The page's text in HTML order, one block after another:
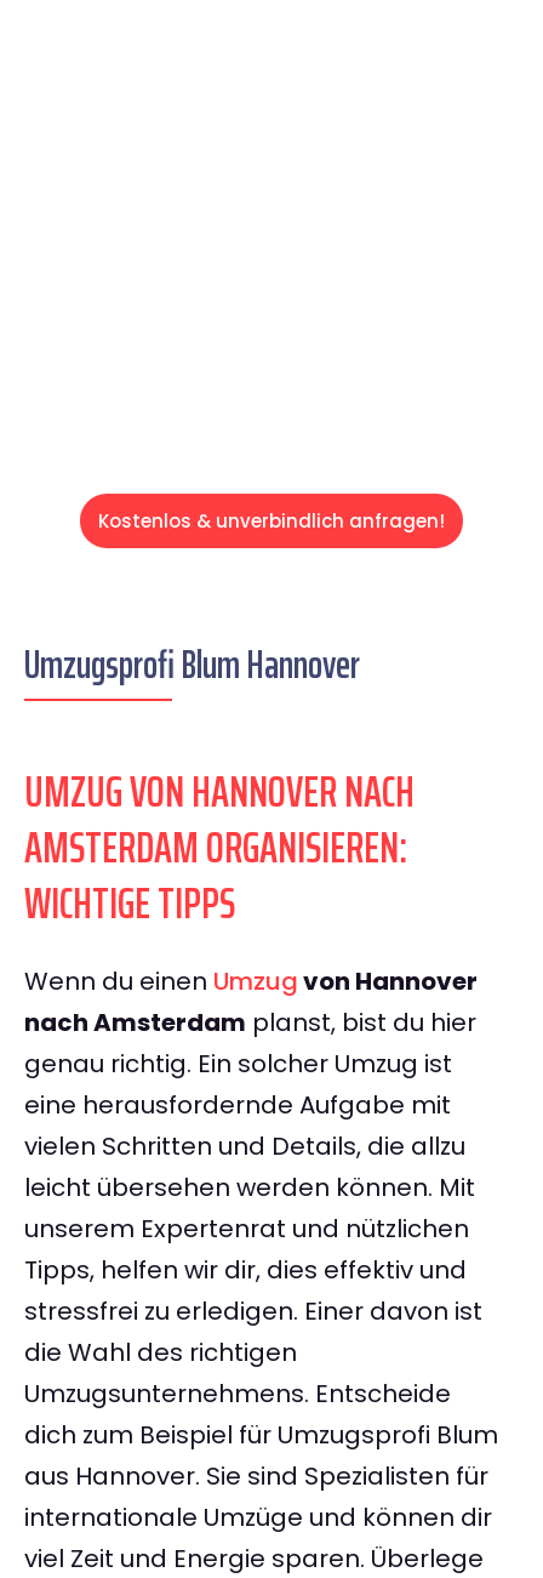
Kostenlos & unverbindlich anfragen!
Umzugsprofi Blum Hannover
UMZUG VON HANNOVER NACH
AMSTERDAM ORGANISIEREN:
WICHTIGE TIPPS
Wenn du einen Umzugvon Hannover
nach Amsterdam planst, bist du hier
genau richtig. Ein solcher Umzug ist
eine herausfordernde Aufgabe mit
vielen Schritten und Details, die allzu
leicht übersehen werden können. Mit
unserem Expertenrat und nützlichen
Tipps, helfen wir dir, dies effektiv und
stressfrei zu erledigen. Einer davon ist
die Wahl des richtigen
Umzugsunternehmens. Entscheide
dich zum Beispiel für Umzugsprofi Blum
aus Hannover. Sie sind Spezialisten für
internationale Umzüge und können dir
viel Zeit und Energie sparen. Überlege